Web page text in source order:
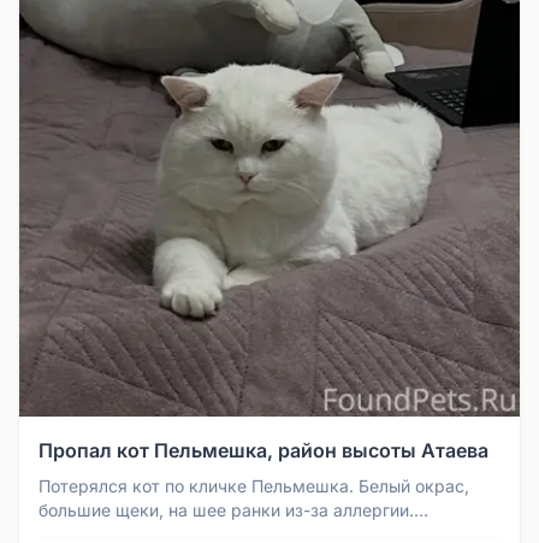
Пропал кот Пельмешка, район высоты Атаева
Потерялся кот по кличке Пельмешка. Белый окрас,
большие щеки, на шее ранки из-за аллергии.